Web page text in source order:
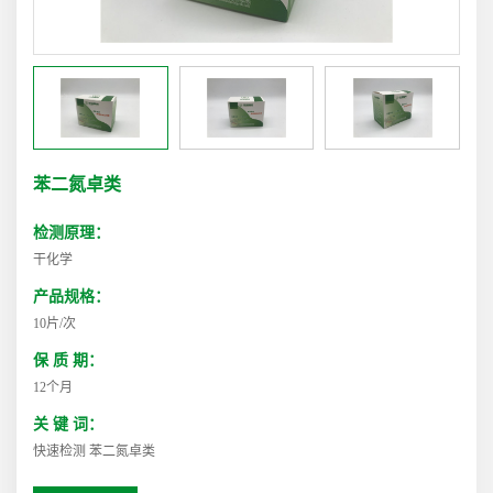
苯二氮卓类
检测原理：
干化学
产品规格：
10片/次
保 质 期：
12个月
关 键 词：
快速检测 苯二氮卓类